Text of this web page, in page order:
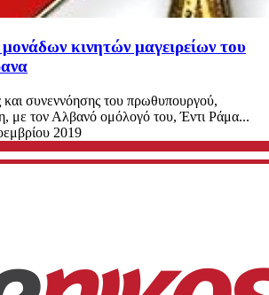
κινητών μαγειρείων του
και συνεννόησης του πρωθυπουργού,
με τον Αλβανό ομόλογό του, Έντι Ράμα...
2019